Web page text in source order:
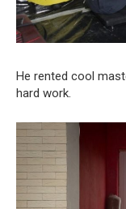
He rented cool
hard work.